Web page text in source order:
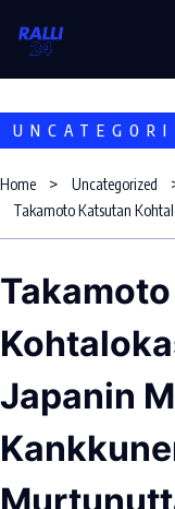
Home
Uncategorized
Japanin